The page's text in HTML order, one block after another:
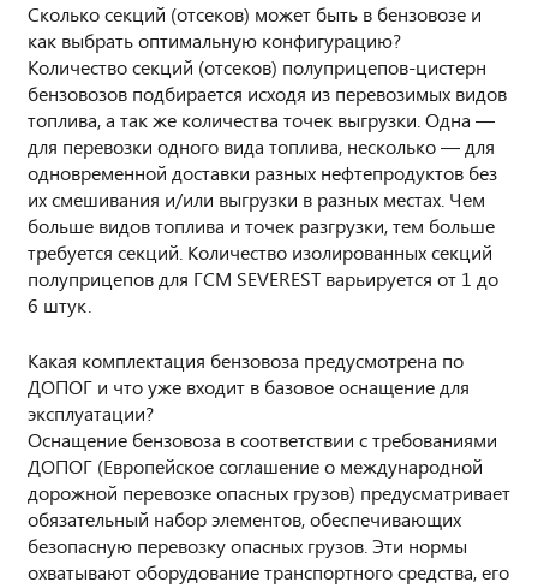
Сколько секций (отсеков) может быть в бензовозе и
как выбрать оптимальную конфигурацию?
Количество секций (отсеков) полуприцепов-цистерн
бензовозов подбирается исходя из перевозимых видов
топлива, а так же количества точек выгрузки. Одна —
для перевозки одного вида топлива, несколько — для
одновременной доставки разных нефтепродуктов без
их смешивания и/или выгрузки в разных местах. Чем
больше видов топлива и точек разгрузки, тем больше
требуется секций. Количество изолированных секций
полуприцепов для ГСМ SEVEREST варьируется от 1 до
6 штук.
Какая комплектация бензовоза предусмотрена по
ДОПОГ и что уже входит в базовое оснащение для
эксплуатации?
Оснащение бензовоза в соответствии с требованиями
ДОПОГ (Европейское соглашение о международной
дорожной перевозке опасных грузов) предусматривает
обязательный набор элементов, обеспечивающих
безопасную перевозку опасных грузов. Эти нормы
охватывают оборудование транспортного средства, его